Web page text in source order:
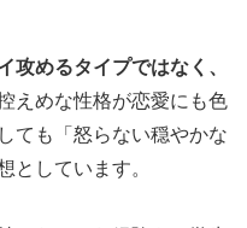
攻めるタイプではなく、
えめな性格が恋愛にも色
ても「怒らない穏やかな
としています。